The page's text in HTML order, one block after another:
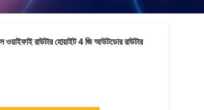
রাউটার হোয়াইট 4 জি আউটডোর রাউটার